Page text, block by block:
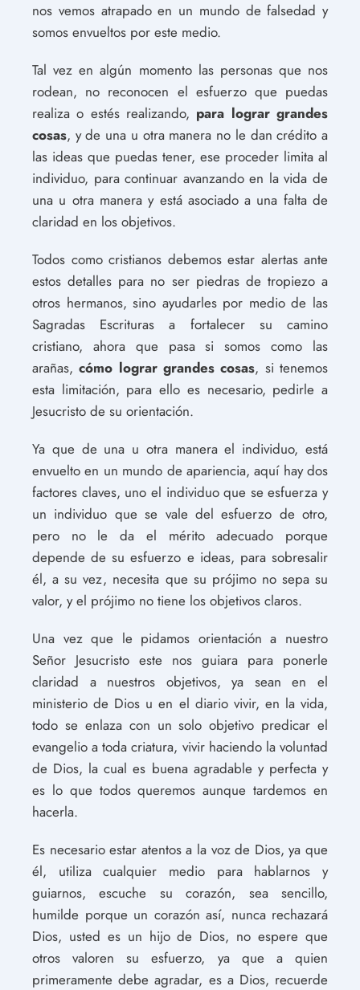
nos vemos atrapado en un mundo de falsedad y
somos envueltos por este medio.
Tal vez en algún momento las personas que nos
rodean, no reconocen el esfuerzo que puedas
realiza o estés realizando, para lograr grandes
cosas, y de una u otra manera no le dan crédito a
las ideas que puedas tener, ese proceder limita al
individuo, para continuar avanzando en la vida de
una u otra manera y está asociado a una falta de
claridad en los objetivos.
Todos como cristianos debemos estar alertas ante
estos detalles para no ser piedras de tropiezo a
otros hermanos, sino ayudarles por medio de las
Sagradas Escrituras a fortalecer su camino
cristiano, ahora que pasa si somos como las
arañas,cómo lograr grandes cosas, si tenemos
esta limitación, para ello es necesario, pedirle a
Jesucristo de su orientación.
Ya que de una u otra manera el individuo, está
envuelto en un mundo de apariencia, aquí hay dos
factores claves, uno el individuo que se esfuerza y
un individuo que se vale del esfuerzo de otro,
pero no le da el mérito adecuado porque
depende de su esfuerzo e ideas, para sobresalir
él, a su vez, necesita que su prójimo no sepa su
valor, y el prójimo no tiene los objetivos claros.
Una vez que le pidamos orientación a nuestro
Señor Jesucristo este nos guiara para ponerle
claridad a nuestros objetivos, ya sean en el
ministerio de Dios u en el diario vivir, en la vida,
todo se enlaza con un solo objetivo predicar el
evangelio a toda criatura, vivir haciendo la voluntad
de Dios, la cual es buena agradable y perfecta y
es lo que todos queremos aunque tardemos en
hacerla.
Es necesario estar atentos a la voz de Dios, ya que
él, utiliza cualquier medio para hablarnos y
guiarnos, escuche su corazón, sea sencillo,
humilde porque un corazón así, nunca rechazará
Dios, usted es un hijo de Dios, no espere que
otros valoren su esfuerzo, ya que a quien
primeramente debe agradar, es a Dios, recuerde